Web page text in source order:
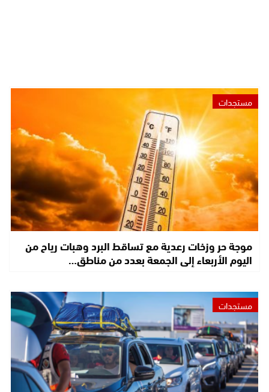
مستجدات
موجة حر وزخات رعدية مع تساقط البرد وهبات رياح من
اليوم الأربعاء إلى الجمعة بعدد من مناطق…
مستجدات